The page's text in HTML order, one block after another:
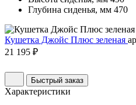
Глубина сиденья, мм 470
Кушетка Джойс Плюс зеленая
21 195 ₽
Быстрый заказ
Характеристики